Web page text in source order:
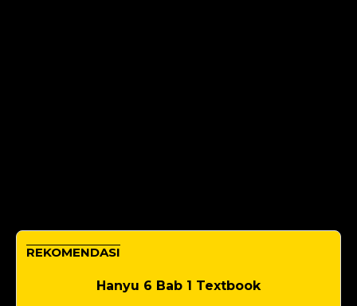
REKOMENDASI
Hanyu 6 Bab 1 Textbook